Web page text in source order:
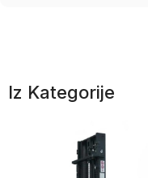
Iz Kategorije